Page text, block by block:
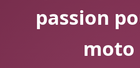
passion
moto